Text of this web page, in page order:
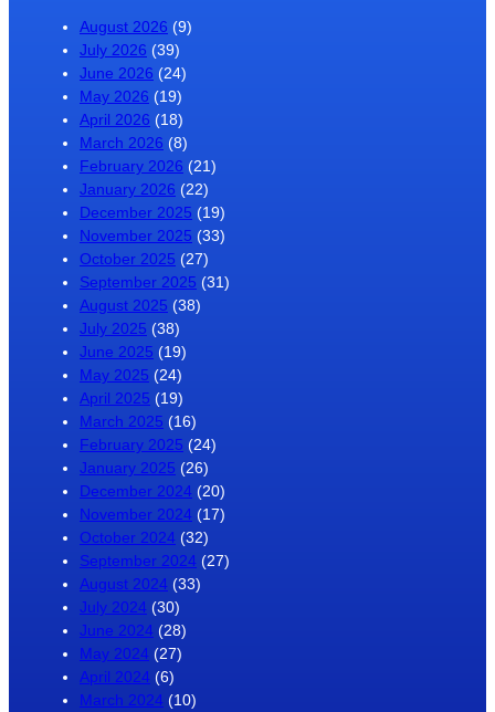
August 2026 (9)
July 2026 (39)
June 2026 (24)
May 2026 (19)
April 2026 (18)
March 2026 (8)
February 2026 (21)
January 2026 (22)
December 2025 (19)
November 2025 (33)
October 2025 (27)
September 2025 (31)
August 2025 (38)
July 2025 (38)
June 2025 (19)
May 2025 (24)
April 2025 (19)
March 2025 (16)
February 2025 (24)
January 2025 (26)
December 2024 (20)
November 2024 (17)
October 2024 (32)
September 2024 (27)
August 2024 (33)
July 2024 (30)
June 2024 (28)
May 2024 (27)
April 2024 (6)
March 2024 (10)